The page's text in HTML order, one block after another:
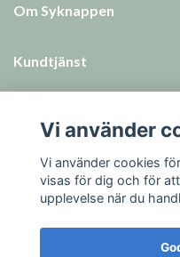
Om Syknappen
Kundtjänst
Sociala medier
Vi använder
Vi använder cookies
visas för dig och för
upplevelse när du